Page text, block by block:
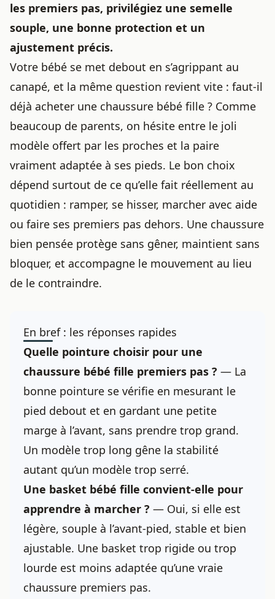
les premiers pas, privilégiez une semelle
souple, une bonne protection et un
ajustement précis.
Votre bébé se met debout en s’agrippant au
canapé, et la même question revient vite : faut-il
déjà acheter une chaussure bébé fille ? Comme
beaucoup de parents, on hésite entre le joli
modèle offert par les proches et la paire
vraiment adaptée à ses pieds. Le bon choix
dépend surtout de ce qu’elle fait réellement au
quotidien : ramper, se hisser, marcher avec aide
ou faire ses premiers pas dehors. Une chaussure
bien pensée protège sans gêner, maintient sans
bloquer, et accompagne le mouvement au lieu
de le contraindre.
En bref : les réponses rapides
Quelle pointure choisir pour une
chaussure bébé fille premiers pas ? — La
bonne pointure se vérifie en mesurant le
pied debout et en gardant une petite
marge à l’avant, sans prendre trop grand.
Un modèle trop long gêne la stabilité
autant qu’un modèle trop serré.
Une basket bébé fille convient-elle pour
apprendre à marcher ? — Oui, si elle est
légère, souple à l’avant-pied, stable et bien
ajustable. Une basket trop rigide ou trop
lourde est moins adaptée qu’une vraie
chaussure premiers pas.